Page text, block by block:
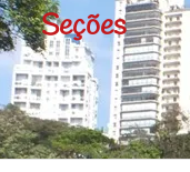
Seções